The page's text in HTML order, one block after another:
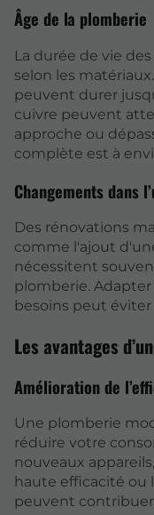
Âge de la plomberie
La durée de vie
selon les
peuvent durer
cuivre peuvent
approche ou
complète est à
Changements dans
Des rénovations
comme l'ajout
nécessitent
plomberie.
besoins peut
Les avantages
Amélioration de
Une plomberie
réduire votre
nouveaux
haute efficacité ou
peuvent